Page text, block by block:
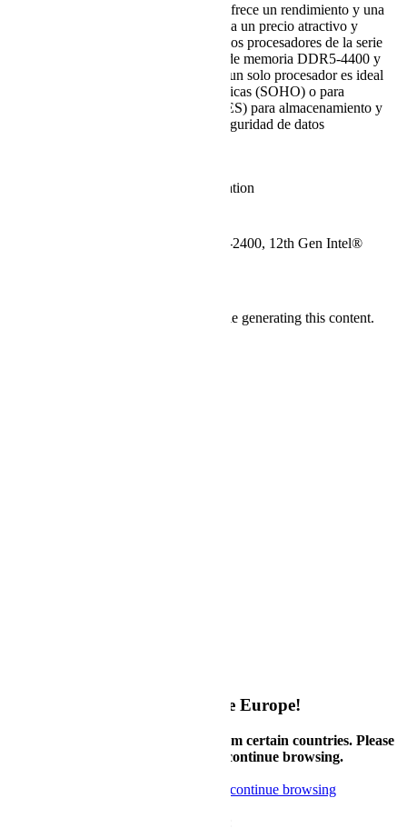
El sistema básico Supermicro 531R-I ofrece un rendimiento y una
capacidad de expansión excepcionales a un precio atractivo y
rentable. Con la tecnología de los últimos procesadores de la serie
Intel® Xeon® E-2400, hasta 128 GB de memoria DDR5-4400 y
gestión remota (IPMI), este sistema de un solo procesador es ideal
para oficinas pequeñas/oficinas domésticas (SOHO) o para
pequeñas y medianas empresas (PYMES) para almacenamiento y
aplicaciones de sistemas de copia de seguridad de datos
More Information
Intel® Xeon® E-2400, 12th Gen Intel®
We're sorry, an error has occurred while generating this content.
Welcome to Supermicro eStore Europe!
Currently, we only accept orders from certain countries. Please
check country availability below or continue browsing.
Noted, continue browsing